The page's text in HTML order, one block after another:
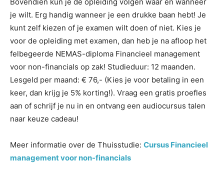
je wilt. Erg handig wanneer je een drukke baan hebt! Je
kunt zelf kiezen of je examen wilt doen of niet. Kies je
voor de opleiding met examen, dan heb je na afloop het
felbegeerde NEMAS-diploma Financieel management
voor non-financials op zak! Studieduur: 12 maanden.
Lesgeld per maand: € 76,- (Kies je voor betaling in een
keer, dan krijg je 5% korting!). Vraag een gratis proefles
aan of schrijf je nu in en ontvang een audiocursus talen
naar keuze cadeau!
Meer informatie over de Thuisstudie: Cursus Financieel
management voor non-financials